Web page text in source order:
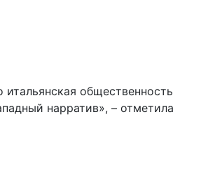
общественность
нарратив», – отметила